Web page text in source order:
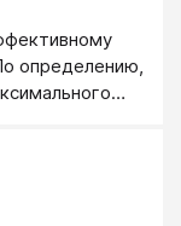
определению,
тут всегда